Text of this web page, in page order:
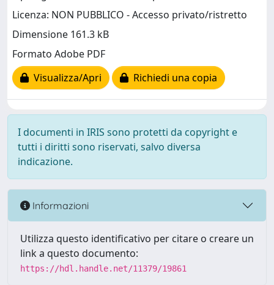
Licenza: NON PUBBLICO - Accesso privato/ristretto
Dimensione 161.3 kB
Formato Adobe PDF
Visualizza/Apri
Richiedi una copia
I documenti in IRIS sono protetti da copyright e
tutti i diritti sono riservati, salvo diversa
indicazione.
Informazioni
Utilizza questo identificativo per citare o creare un
link a questo documento:
https://hdl.handle.net/11379/19861